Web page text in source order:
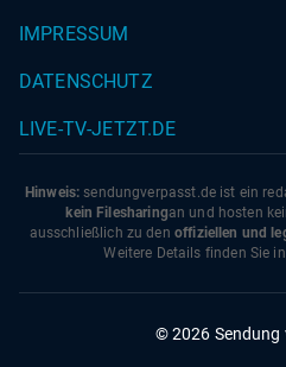
IMPRESSUM
DATENSCHUTZ
LIVE-TV-JETZT.DE
Hinweis: sendungverpasst.de ist ein
kein Filesharingan und hosten
ausschließlich zu den offiziellen und
Weitere Details finden Sie
© 2026 Sendung